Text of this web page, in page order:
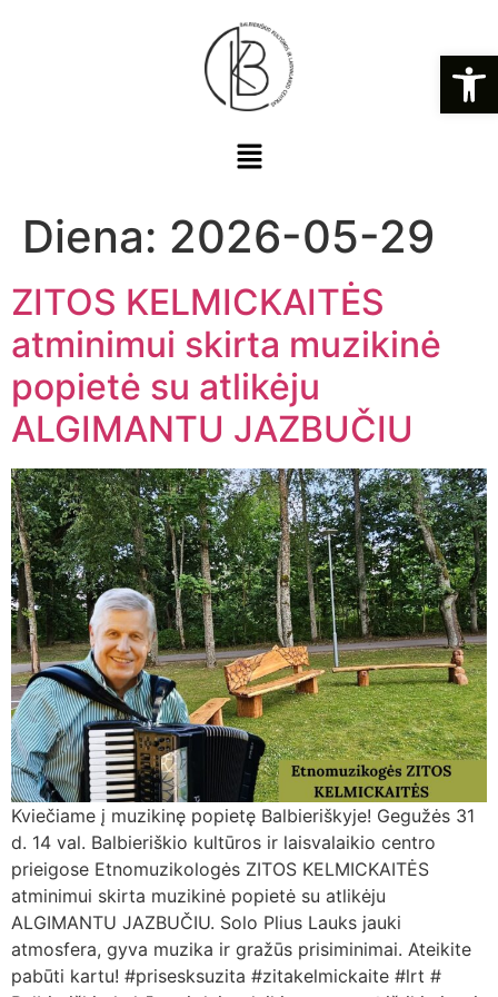
Diena: 2026-05-29
ZITOS KELMICKAITĖS
atminimui skirta muzikinė
popietė su atlikėju
ALGIMANTU JAZBUČIU
Kviečiame į muzikinę popietę Balbieriškyje! Gegužės 31
d. 14 val. Balbieriškio kultūros ir laisvalaikio centro
prieigose Etnomuzikologės ZITOS KELMICKAITĖS
atminimui skirta muzikinė popietė su atlikėju
ALGIMANTU JAZBUČIU. Solo Plius Lauks jauki
atmosfera, gyva muzika ir gražūs prisiminimai. Ateikite
pabūti kartu! #prisesksuzita #zitakelmickaite #lrt #